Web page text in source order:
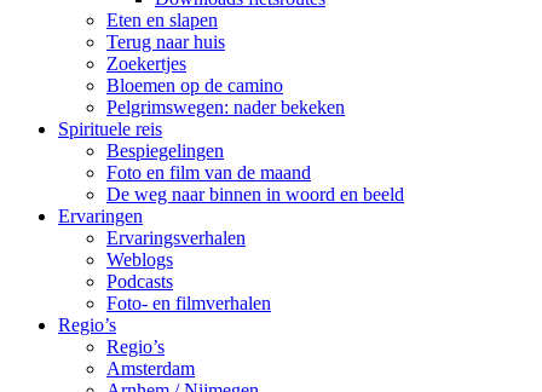
Eten en slapen
Terug naar huis
Zoekertjes
Bloemen op de camino
Pelgrimswegen: nader bekeken
Spirituele reis
Bespiegelingen
Foto en film van de maand
De weg naar binnen in woord en beeld
Ervaringen
Ervaringsverhalen
Weblogs
Podcasts
Foto- en filmverhalen
Regio’s
Regio’s
Amsterdam